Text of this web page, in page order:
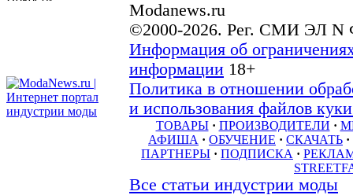
Modanews.ru
©2000-2026. Рег. СМИ ЭЛ N
Информация об
информации 18+
Политика в отношении
и использования файлов
ТОВАРЫ · ПРОИЗВОДИТЕЛИ ·
АФИША · ОБУЧЕНИЕ · СКАЧАТЬ ·
ПАРТНЕРЫ · ПОДПИСКА ·
Все статьи индустрии моды